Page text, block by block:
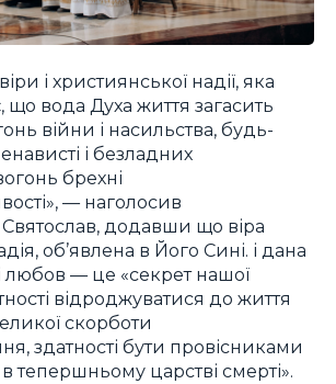
і християнської надії, яка
що вода Духа життя загасить
війни і насильства, будь-
і безладних
брехні
— наголосив
додавши що віра
об’явлена в Його Сині. і дана
любов — це «секрет нашої
відроджуватися до життя
скорботи
здатності бути провісниками
в тепершньому царстві смерті».